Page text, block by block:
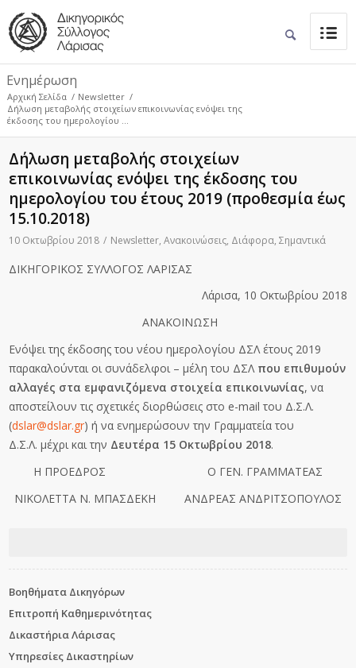
Ενημέρωση
Αρχική Σελίδα / Newsletter /
Δήλωση μεταβολής στοιχείων επικοινωνίας ενόψει της
έκδοσης του ημερολογίου ...
Δήλωση μεταβολής στοιχείων
επικοινωνίας ενόψει της έκδοσης του
ημερολογίου του έτους 2019 (προθεσμία έως
15.10.2018)
10 Οκτωβρίου 2018 / Newsletter,Ανακοινώσεις, Διάφορα,Σημαντικά
ΔΙΚΗΓΟΡΙΚΟΣ ΣΥΛΛΟΓΟΣ ΛΑΡΙΣΑΣ
Λάρισα, 10 Οκτωβρίου 2018
ΑΝΑΚΟΙΝΩΣΗ
Ενόψει της έκδοσης του νέου ημερολογίου ΔΣΛ έτους 2019
παρακαλούνται οι συνάδελφοι – μέλη του ΔΣΛ που επιθυμούν
αλλαγές στα εμφανιζόμενα στοιχεία επικοινωνίας, να
αποστείλουν τις σχετικές διορθώσεις στο e-mail του Δ.Σ.Λ.
(dslar@dslar.gr) ή να ενημερώσουν την Γραμματεία του
Δ.Σ.Λ. μέχρι και την Δευτέρα 15 Οκτωβρίου 2018.
Η ΠΡΟΕΔΡΟΣ Ο ΓΕΝ. ΓΡΑΜΜΑΤΕΑΣ
ΝΙΚΟΛΕΤΤΑ Ν. ΜΠΑΣΔΕΚΗ ΑΝΔΡΕΑΣ ΑΝΔΡΙΤΣΟΠΟΥΛΟΣ
Βοηθήματα Δικηγόρων
Επιτροπή Καθημερινότητας
Δικαστήρια Λάρισας
Υπηρεσίες Δικαστηρίων